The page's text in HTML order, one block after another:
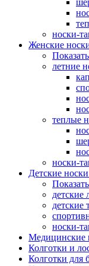
носки-
Женские
летние
теплые
носки-
Детские
детские
детские
носки-
Медицинские
Колготки и
Колготки для